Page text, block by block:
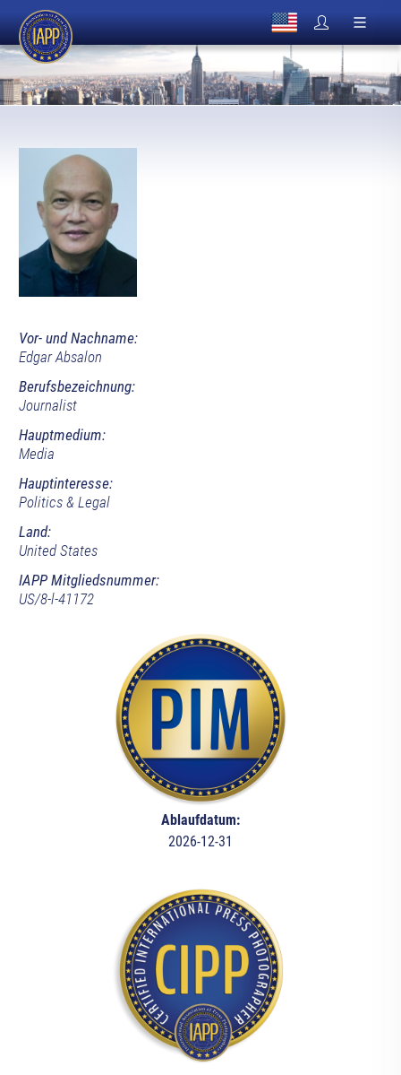
Vor- und Nachname:
Edgar Absalon
Berufsbezeichnung:
Journalist
Hauptmedium:
Media
Hauptinteresse:
Politics & Legal
Land:
United States
IAPP Mitgliedsnummer:
US/8-l-41172
Ablaufdatum:
2026-12-31